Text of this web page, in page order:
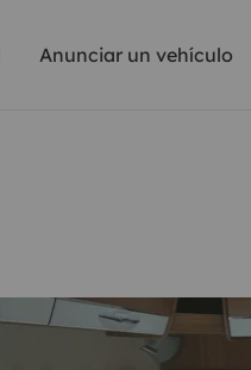
Anunciar un vehículo